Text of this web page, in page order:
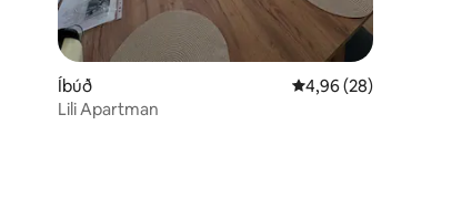
Íbúð 4,96 af 5 í
4,96 (28)
Lili Apartman